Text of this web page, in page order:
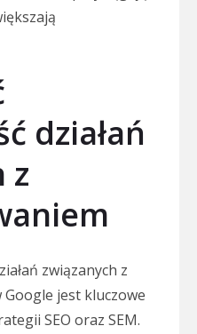
działań
z
związanych z
jest kluczowe
SEO oraz SEM.